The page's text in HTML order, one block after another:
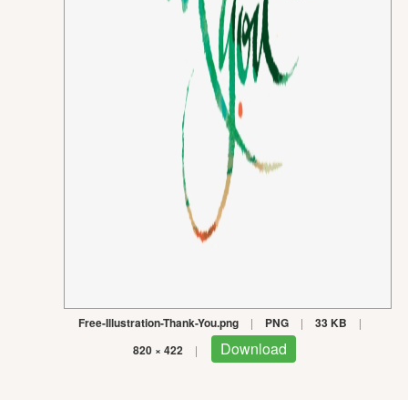
Free-Illustration-Thank-You.png | PNG | 33 KB |
820 × 422 | Download